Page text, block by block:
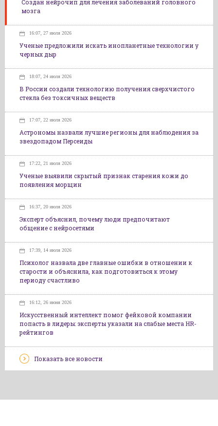
Создан нейрочип для лечения заболеваний головного
мозга
16:07, 27 июля 2026
Ученые предложили искать инопланетные технологии у
черных дыр
18:07, 24 июля 2026
В России создали технологию получения сверхчистого
стекла без токсичных веществ
17:07, 22 июля 2026
Астрономы назвали лучшие регионы для наблюдения за
звездопадом Персеиды
17:22, 21 июля 2026
Ученые выявили скрытый признак старения кожи до
появления морщин
16:37, 20 июля 2026
Эксперт объяснил, почему люди предпочитают
общение с нейросетями
17:39, 14 июля 2026
Психолог назвала две главные ошибки в отношении к
старости и объяснила, как подготовиться к этому
периоду счастливо
16:12, 26 июня 2026
Искусственный интеллект помог фейковой компании
попасть в лидеры: эксперты указали на слабые места HR-
рейтингов
Показать все новости